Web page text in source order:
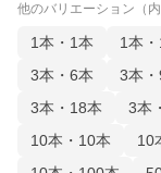
他のバリエーション（内
1本・1本 1本
3本・6本
3本
3本・18本
3本
10本・10本
10